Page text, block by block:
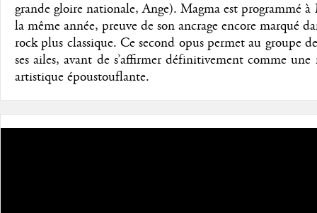
grande gloire nationale, Ange). Magma est programmé
la même année, preuve de son ancrage encore marqué
rock plus classique. Ce second opus permet au groupe
ses ailes, avant de s’affirmer définitivement comme une
artistique époustouflante.